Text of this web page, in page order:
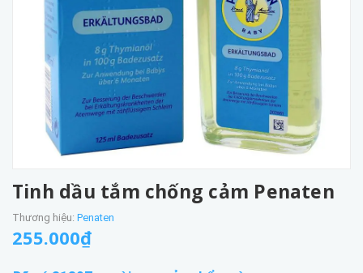
Tinh dầu tắm chống cảm Penaten
Thương hiệu: Penaten
255.000₫